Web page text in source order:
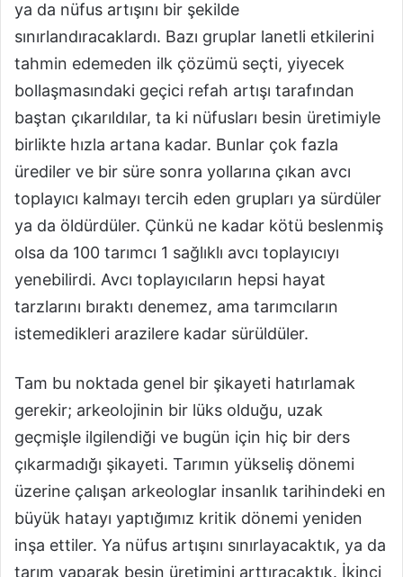
ya da nüfus artışını bir şekilde
sınırlandıracaklardı. Bazı gruplar lanetli etkilerini
tahmin edemeden ilk çözümü seçti, yiyecek
bollaşmasındaki geçici refah artışı tarafından
baştan çıkarıldılar, ta ki nüfusları besin üretimiyle
birlikte hızla artana kadar. Bunlar çok fazla
ürediler ve bir süre sonra yollarına çıkan avcı
toplayıcı kalmayı tercih eden grupları ya sürdüler
ya da öldürdüler. Çünkü ne kadar kötü beslenmiş
olsa da 100 tarımcı 1 sağlıklı avcı toplayıcıyı
yenebilirdi. Avcı toplayıcıların hepsi hayat
tarzlarını bıraktı denemez, ama tarımcıların
istemedikleri arazilere kadar sürüldüler.
Tam bu noktada genel bir şikayeti hatırlamak
gerekir; arkeolojinin bir lüks olduğu, uzak
geçmişle ilgilendiği ve bugün için hiç bir ders
çıkarmadığı şikayeti. Tarımın yükseliş dönemi
üzerine çalışan arkeologlar insanlık tarihindeki en
büyük hatayı yaptığımız kritik dönemi yeniden
inşa ettiler. Ya nüfus artışını sınırlayacaktık, ya da
tarım yaparak besin üretimini arttıracaktık. İkinci